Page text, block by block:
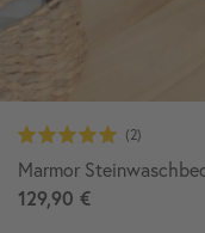
Marmor
129,90 €